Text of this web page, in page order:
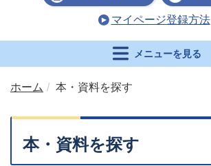
マイページ登録方法
メニューを見る
ホーム 本・資料を探す
本・資料を探す